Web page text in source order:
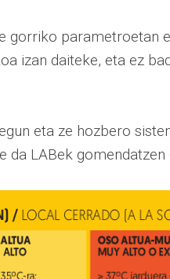
gorriko parametroetan
izan daiteke, eta ez
eta ze hozbero
da LABek gomendatzen